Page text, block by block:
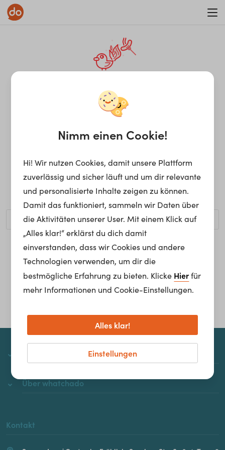
¡Ay, caramba! Seite nicht
gefunden.
Ups, die gewünschte Seite kann nicht gefunden werden.
Möchtest du nach einem bestimmten Begriff suchen?
Homepage
Über whatchado
Kontakt
Nimm einen Cookie!
Hi! Wir nutzen Cookies, damit unsere Plattform
zuverlässig und sicher läuft und um dir relevante
und personalisierte Inhalte zeigen zu können.
Damit das funktioniert, sammeln wir Daten über
die Aktivitäten unserer User. Mit einem Klick auf
„Alles klar!“ erklärst du dich damit
einverstanden, dass wir Cookies und andere
Technologien verwenden, um dir die
bestmögliche Erfahrung zu bieten. Klicke Hierfür
mehr Informationen und Cookie-Einstellungen.
Einstellungen
Alles klar!